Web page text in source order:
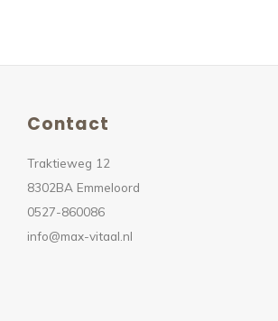
Contact
Traktieweg 12
8302BA Emmeloord
0527-860086
info@max-vitaal.nl